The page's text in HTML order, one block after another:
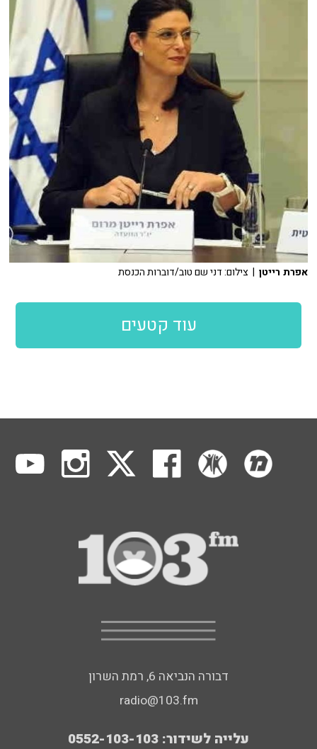
אפרת רייטן | צילום: דני שם טוב/דוברות הכנסת
עוד קטעים
דבורה הנביאה 6, רמת השרון
radio@103.fm
עלייה לשידור: 0552-103-103